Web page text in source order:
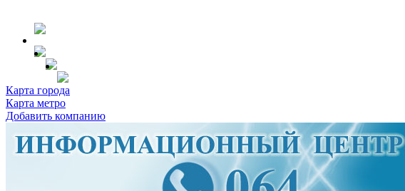
Карта города
Карта метро
Добавить компанию